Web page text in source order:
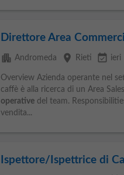
Direttore Area
apartment Andromeda place Rieti event_available ieri
Overview Azienda operante nel
caffè è alla ricerca di un Area
operativedel team.
vendita...
Ispettore/Ispettrice di